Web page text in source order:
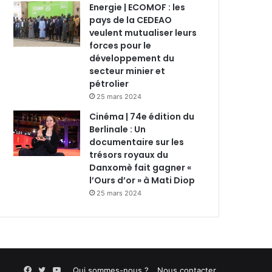
Energie | ECOMOF : les
pays de la CEDEAO
veulent mutualiser leurs
forces pour le
développement du
secteur minier et
pétrolier
25 mars 2024
Cinéma | 74e édition du
Berlinale : Un
documentaire sur les
trésors royaux du
Danxomè fait gagner «
l’Ours d’or » à Mati Diop
25 mars 2024